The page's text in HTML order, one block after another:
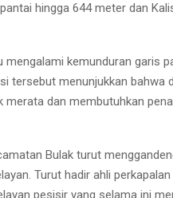
hingga 644 meter dan
kemunduran garis
tersebut menunjukkan bahwa
dan membutuhkan
Bulak turut
Turut hadir ahli
pesisir yang selama ini